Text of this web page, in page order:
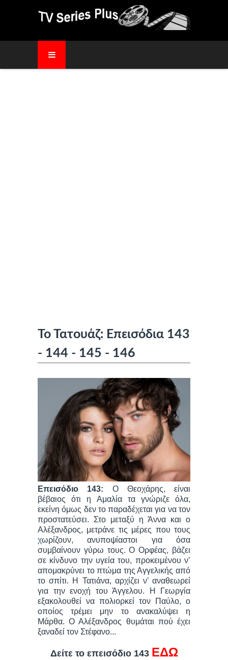
Το Τατουάζ: Επεισόδια 143
- 144 - 145 - 146
Επεισόδιο 143: Ο Θεοχάρης, είναι
βέβαιος ότι η Αμαλία τα γνώριζε όλα,
εκείνη όμως δεν το παραδέχεται για να τον
προστατεύσει. Στο μεταξύ η Άννα και ο
Αλέξανδρος, μετράνε τις μέρες που τους
χωρίζουν, ανυποψίαστοι για όσα
συμβαίνουν γύρω τους. Ο Ορφέας, βάζει
σε κίνδυνο την υγεία του, προκειμένου ν’
απομακρύνει το πτώμα της Αγγελικής από
το σπίτι. Η Τατιάνα, αρχίζει ν’ αναθεωρεί
για την ενοχή του Άγγελου. Η Γεωργία
εξακολουθεί να πολιορκεί τον Παύλο, ο
οποίος τρέμει μην το ανακαλύψει η
Μάρθα. Ο Αλέξανδρος θυμάται πού έχει
ξαναδεί τον Στέφανο...
Δείτε το επεισόδιο 143 ΕΔΩ